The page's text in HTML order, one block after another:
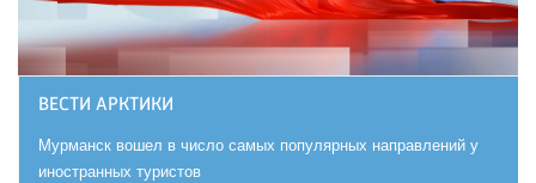
ВЕСТИ АРКТИКИ
Мурманск вошел в число самых популярных направлений у
иностранных туристов